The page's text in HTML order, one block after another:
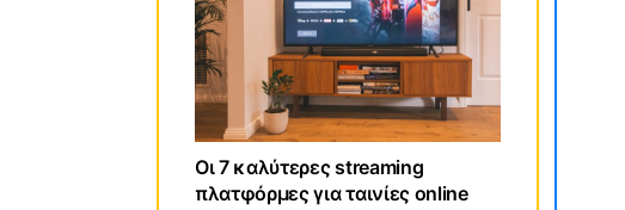
Οι 7 καλύτερες streaming
πλατφόρμες για ταινίες online